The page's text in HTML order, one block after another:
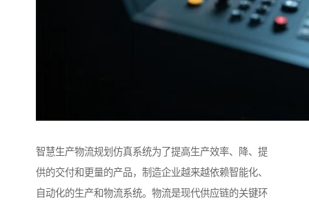
智慧生产物流规划仿真系统为了提高生产效率、降、提
供的交付和更量的产品，制造企业越来越依赖智能化、
自动化的生产和物流系统。物流是现代供应链的关键环